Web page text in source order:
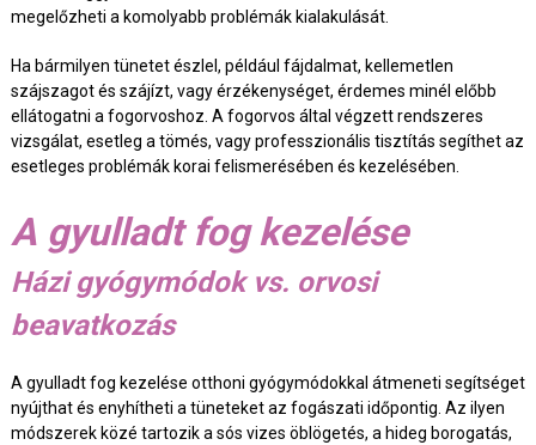
megelőzheti a komolyabb problémák kialakulását.
Ha bármilyen tünetet észlel, például fájdalmat, kellemetlen
szájszagot és szájízt, vagy érzékenységet, érdemes minél előbb
ellátogatni a fogorvoshoz. A fogorvos által végzett rendszeres
vizsgálat, esetleg a tömés, vagy professzionális tisztítás segíthet az
esetleges problémák korai felismerésében és kezelésében.
A gyulladt fog kezelése
Házi gyógymódok vs. orvosi
beavatkozás
A gyulladt fog kezelése otthoni gyógymódokkal átmeneti segítséget
nyújthat és enyhítheti a tüneteket az fogászati időpontig. Az ilyen
módszerek közé tartozik a sós vizes öblögetés, a hideg borogatás,